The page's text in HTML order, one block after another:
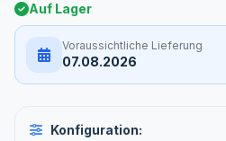
Auf Lager
Voraussichtliche Lieferung
07.08.2026
Konfiguration: